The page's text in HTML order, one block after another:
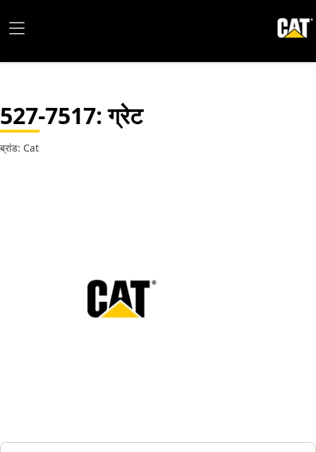
527-7517: ग्रेट
ब्रांड: Cat